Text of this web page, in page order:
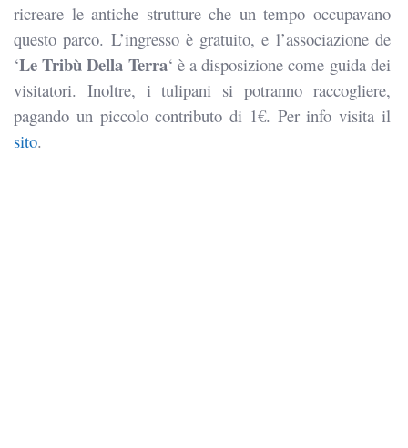
ricreare le antiche strutture che un tempo occupavano
questo parco. L’ingresso è gratuito, e l’associazione de
‘Le Tribù Della Terra‘ è a disposizione come guida dei
visitatori. Inoltre, i tulipani si potranno raccogliere,
pagando un piccolo contributo di 1€. Per info visita il
sito.